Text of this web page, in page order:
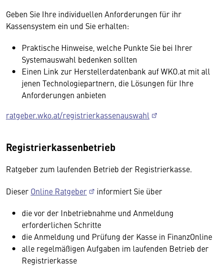
Geben Sie Ihre individuellen Anforderungen für ihr
Kassensystem ein und Sie erhalten:
Praktische Hinweise, welche Punkte Sie bei Ihrer
Systemauswahl bedenken sollten
Einen Link zur Herstellerdatenbank auf WKO.at mit all
jenen Technologiepartnern, die Lösungen für Ihre
Anforderungen anbieten
ratgeber.wko.at/registrierkassenauswahl
Registrierkassenbetrieb
Ratgeber zum laufenden Betrieb der Registrierkasse.
Dieser Online Ratgeber
informiert Sie über
die vor der Inbetriebnahme und Anmeldung
erforderlichen Schritte
die Anmeldung und Prüfung der Kasse in FinanzOnline
alle regelmäßigen Aufgaben im laufenden Betrieb der
Registrierkasse